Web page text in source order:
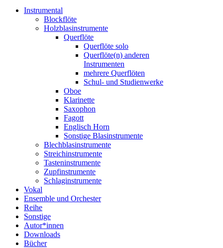
Instrumental
Blockflöte
Holzblasinstrumente
Querflöte
Querflöte solo
Querflöte(n) anderen
Instrumenten
mehrere Querflöten
Schul- und Studienwerke
Oboe
Klarinette
Saxophon
Fagott
Englisch Horn
Sonstige Blasinstrumente
Blechblasinstrumente
Streichinstrumente
Tasteninstrumente
Zupfinstrumente
Schlaginstrumente
Vokal
Ensemble und Orchester
Reihe
Sonstige
Autor*innen
Downloads
Bücher